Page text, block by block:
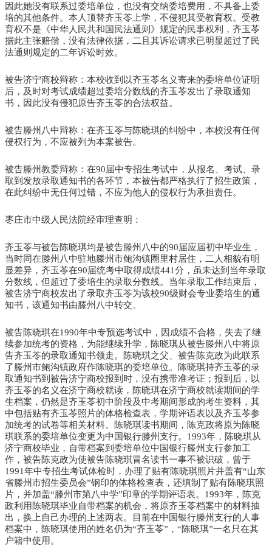
因此她没有联系过委培单位，也没有交纳委培费用，不具备上委
培的其他条件。本人顶替齐玉苓上学，不侵犯其受教育权。受教
育权不是《中华人民共和国民法通则》规定的民事权利，齐玉苓
据此主张赔偿，没有法律依据，二且其诉讼请求已明显超过了民
法通则规定的二年诉讼时效。
被告济宁商校辩称：本校收到以齐玉苓名义寄来的委培单位证明
后，及时对考试成绩超过委培分数线的齐玉苓发出了录取通知
书，因此没有侵犯原告齐玉苓的合法权益。
被告滕州八中辩称：在齐玉苓与陈晓琪的纠纷中，本校没有任何
侵权行为，不应被列为本案被告。
被告滕州教委辩称：在90届中专招生考试中，从报名、考试、录
取到发放录取通知书的各环节，本被告都严格执行了招生政策，
在此纠纷中无任何过错，不应为他人的侵权行为承担责任。
枣庄市中级人民法院经审理查明：
齐玉苓与被告陈晓琪均是被告滕州八中的90届应届初中毕业生，
当时同在滕州八中驻地滕州市鲍沟镇圈里村居住，二人相貌有明
显差异，齐玉苓在90届统考中取得成绩441分，虽未达到当年录取
分数线，但超过了委培生的录取分数线。当年录取工作结束后，
被告济宁商校发出了录取齐玉苓为该校90级财会专业委培生的通
知书，该通知书由滕州八中转交。
被告陈晓琪在1990年中专预选考试中，因成绩不合格，失去了继
续参加统考的资格，为能继续升学，陈晓琪从被告滕州八中将原
告齐玉苓的录取通知书领走。陈晓琪之父、被告陈克政为此联系
了滕州市鲍沟镇政府作陈晓琪的委培单位。陈晓琪持齐玉苓的录
取通知书到被告济宁商校报到时，没有携带准考证；报到后，以
齐玉苓的名义在济宁商校就读，陈晓琪在济宁商校就读期间的学
生档案，仍然是齐玉苓初中阶段及中考期间形成的考生资料，其
中包括贴有齐玉苓照片的体格检查表，学期评语表以及齐玉苓参
加统考的试卷等相关材料。陈晓琪读书期间，陈克政将原为陈晓
琪联系的委培单位变更为中国银行滕州支行。1993年，陈晓琪从
济宁商校毕业，自带档案到委培单位中国银行滕州支行参加工
作，被告陈克政为使被告陈晓琪冒名读书一事不被识破，曾于
1991年中专招生考试体检时，办理了贴有陈晓琪照片并盖有“山东
省滕州市招生委员会”钢印的体格检查表，还填制了贴有陈晓琪照
片，并加盖“滕州市第八中学”印章的学期评语表。1993年，陈克
政利用陈晓琪毕业自带档案的机会，将原齐玉苓档案中的材料抽
出，换上自己办理的上述两表。目前在中国银行滕州支行的人事
档案中，陈晓琪使用的姓名仍为“齐玉苓”，“陈晓琪”一名只在其
户籍中使用。